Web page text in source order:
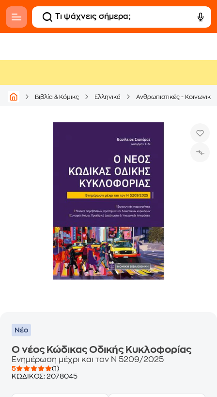
Βιβλία & Κόμικς Ελληνικά Ανθρωπιστικές -
Νέο
Ο νέος Κώδικας Οδικής Κυκλοφορίας
Ενημέρωση μέχρι και τον Ν 5209/2025
5
(1)
ΚΩΔΙΚΟΣ: 2078045